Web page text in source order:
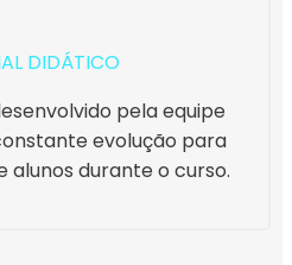
DIDÁTICO
pela equipe
evolução para
alunos durante o curso.